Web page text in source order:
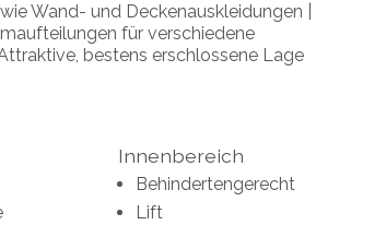
Wand- und Deckenauskleidungen |
für verschiedene
bestens erschlossene Lage
Innenbereich
Behindertengerecht
Lift